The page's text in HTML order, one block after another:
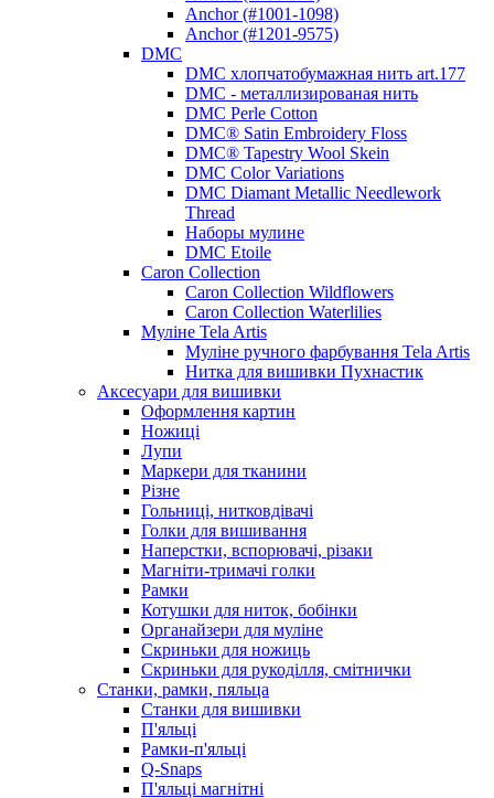
Anchor (#1001-1098)
Anchor (#1201-9575)
DMC
DMC хлопчатобумажная нить art.177
DMC - металлизированая нить
DMC Perle Cotton
DMC® Satin Embroidery Floss
DMC® Tapestry Wool Skein
DMC Color Variations
DMC Diamant Metallic Needlework
Thread
Наборы мулине
DMC Etoile
Caron Collection
Caron Collection Wildflowers
Caron Collection Waterlilies
Муліне Tela Artis
Муліне ручного фарбування Tela Artis
Нитка для вишивки Пухнастик
Аксесуари для вишивки
Оформлення картин
Ножиці
Лупи
Маркери для тканини
Різне
Гольниці, нитковдівачі
Голки для вишивання
Наперстки, вспорювачі, різаки
Магніти-тримачі голки
Рамки
Котушки для ниток, бобінки
Органайзери для муліне
Скриньки для ножиць
Скриньки для рукоділля, смітнички
Станки, рамки, пяльца
Станки для вишивки
П'яльці
Рамки-п'яльці
Q-Snaps
П'яльці магнітні